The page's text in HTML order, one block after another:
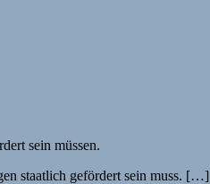
staatlich gefördert sein muss. […]